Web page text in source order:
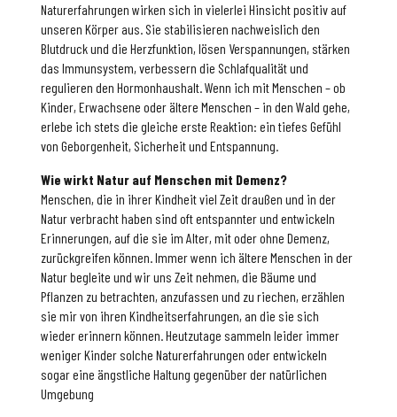
Naturerfahrungen wirken sich in vielerlei Hinsicht positiv auf
unseren Körper aus. Sie stabilisieren nachweislich den
Blutdruck und die Herzfunktion, lösen Verspannungen, stärken
das Immunsystem, verbessern die Schlafqualität und
regulieren den Hormonhaushalt. Wenn ich mit Menschen – ob
Kinder, Erwachsene oder ältere Menschen – in den Wald gehe,
erlebe ich stets die gleiche erste Reaktion: ein tiefes Gefühl
von Geborgenheit, Sicherheit und Entspannung.
Wie wirkt Natur auf Menschen mit Demenz?
Menschen, die in ihrer Kindheit viel Zeit draußen und in der
Natur verbracht haben sind oft entspannter und entwickeln
Erinnerungen, auf die sie im Alter, mit oder ohne Demenz,
zurückgreifen können. Immer wenn ich ältere Menschen in der
Natur begleite und wir uns Zeit nehmen, die Bäume und
Pflanzen zu betrachten, anzufassen und zu riechen, erzählen
sie mir von ihren Kindheitserfahrungen, an die sie sich
wieder erinnern können. Heutzutage sammeln leider immer
weniger Kinder solche Naturerfahrungen oder entwickeln
sogar eine ängstliche Haltung gegenüber der natürlichen
Umgebung